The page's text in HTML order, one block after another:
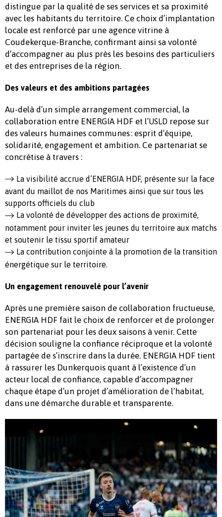
distingue par la qualité de ses services et sa proximité
avec les habitants du territoire. Ce choix d’implantation
locale est renforcé par une agence vitrine à
Coudekerque-Branche, confirmant ainsi sa volonté
d’accompagner au plus près les besoins des particuliers
et des entreprises de la région.
Des valeurs et des ambitions partagées
Au-delà d’un simple arrangement commercial, la
collaboration entre ENERGIA HDF et l’USLD repose sur
des valeurs humaines communes : esprit d’équipe,
solidarité, engagement et ambition. Ce partenariat se
concrétise à travers :
La visibilité accrue d’ENERGIA HDF, présente sur la face
avant du maillot de nos Maritimes ainsi que sur tous les
supports officiels du club
La volonté de développer des actions de proximité,
notamment pour inviter les jeunes du territoire aux matchs
et soutenir le tissu sportif amateur
La contribution conjointe à la promotion de la transition
énergétique sur le territoire.
Un engagement renouvelé pour l’avenir
Après une première saison de collaboration fructueuse,
ENERGIA HDF fait le choix de renforcer et de prolonger
son partenariat pour les deux saisons à venir. Cette
décision souligne la confiance réciproque et la volonté
partagée de s’inscrire dans la durée. ENERGIA HDF tient
à rassurer les Dunkerquois quant à l’existence d’un
acteur local de confiance, capable d’accompagner
chaque étape d’un projet d’amélioration de l’habitat,
dans une démarche durable et transparente.